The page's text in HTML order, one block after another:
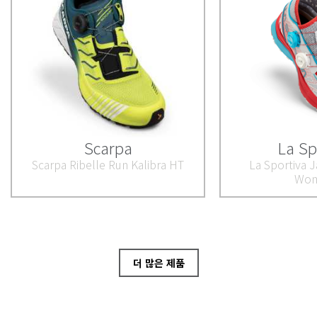
Scarpa
Scarpa Ribelle Run Kalibra HT
La
La Sportiva
더 많은 제품